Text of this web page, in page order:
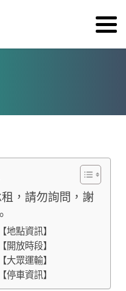
，請勿詢問，謝
【地點資訊】
【開放時段】
【大眾運輸】
【停車資訊】